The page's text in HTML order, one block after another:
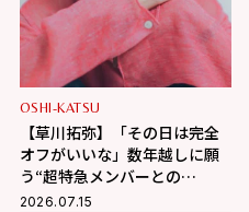
OSHI-KATSU
【草川拓弥】「その日は完全
オフがいいな」数年越しに願
う“超特急メンバーとの
BBQ”！最近熱中している趣味
2026.07.15